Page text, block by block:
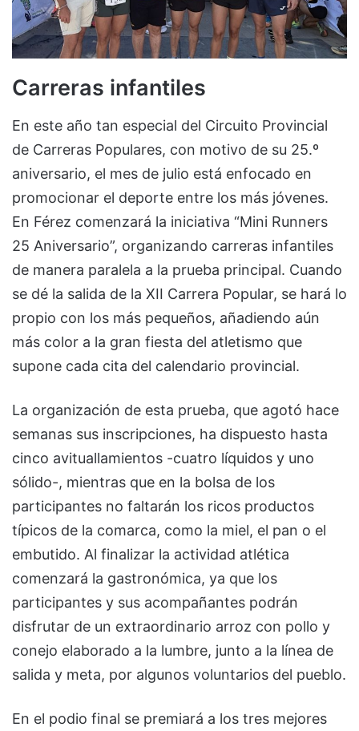
Carreras infantiles
En este año tan especial del Circuito Provincial
de Carreras Populares, con motivo de su 25.º
aniversario, el mes de julio está enfocado en
promocionar el deporte entre los más jóvenes.
En Férez comenzará la iniciativa “Mini Runners
25 Aniversario”, organizando carreras infantiles
de manera paralela a la prueba principal. Cuando
se dé la salida de la XII Carrera Popular, se hará lo
propio con los más pequeños, añadiendo aún
más color a la gran fiesta del atletismo que
supone cada cita del calendario provincial.
La organización de esta prueba, que agotó hace
semanas sus inscripciones, ha dispuesto hasta
cinco avituallamientos -cuatro líquidos y uno
sólido-, mientras que en la bolsa de los
participantes no faltarán los ricos productos
típicos de la comarca, como la miel, el pan o el
embutido. Al finalizar la actividad atlética
comenzará la gastronómica, ya que los
participantes y sus acompañantes podrán
disfrutar de un extraordinario arroz con pollo y
conejo elaborado a la lumbre, junto a la línea de
salida y meta, por algunos voluntarios del pueblo.
En el podio final se premiará a los tres mejores